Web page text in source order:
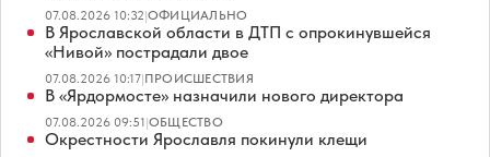
07.08.2026 10:32|ОФИЦИАЛЬНО
В Ярославской области в ДТП с опрокинувшейся
«Нивой» пострадали двое
07.08.2026 10:17|ПРОИСШЕСТВИЯ
В «Ярдормосте» назначили нового директора
07.08.2026 09:51|ОБЩЕСТВО
Окрестности Ярославля покинули клещи